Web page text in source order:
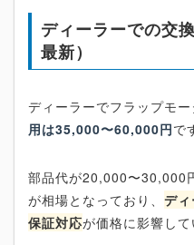
ディーラーでの交
最新）
ディーラーでフラップモー
用は35,000〜60,000円で
部品代が20,000〜30,000
が相場となっており、 デ
保証対応が価格に影響して